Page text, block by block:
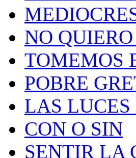
NO
TOMEMOS
POBRE
LAS
CON O SIN
SENTIR LA